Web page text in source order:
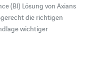
(BI) Lösung von Axians
die richtigen
wichtiger